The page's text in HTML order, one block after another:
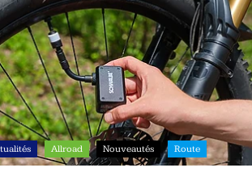
Allroad Nouveautés Route